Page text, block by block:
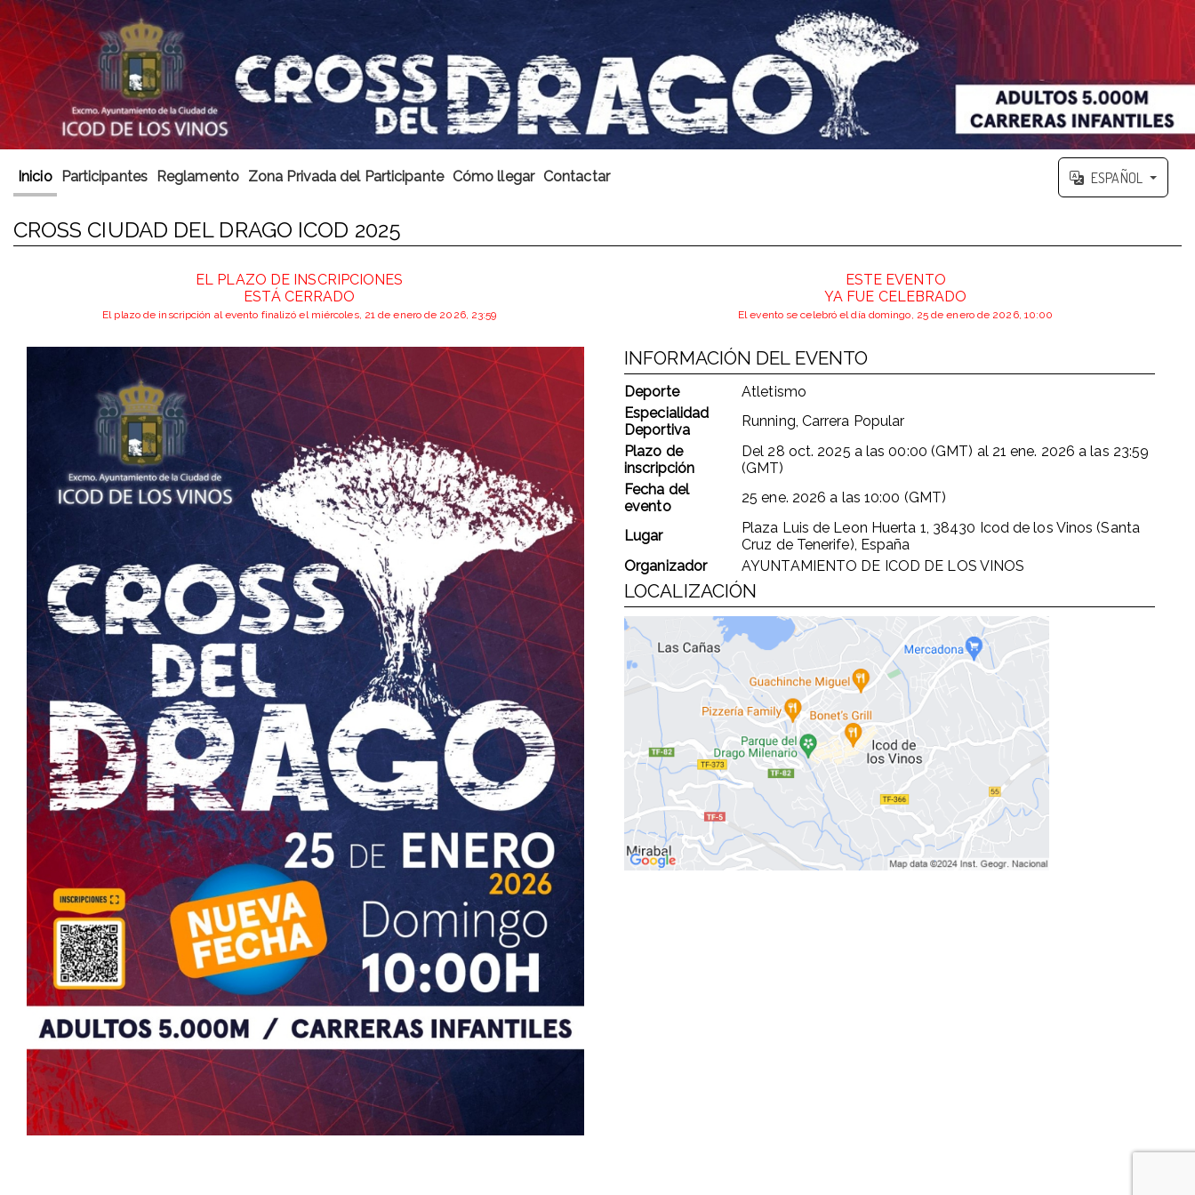
Inicio Participantes Reglamento Zona Privada del Participante Cómo llegar Contactar ESPAÑOL
CROSS CIUDAD DEL DRAGO ICOD 2025
EL PLAZO DE INSCRIPCIONES
ESTÁ CERRADO
El plazo de inscripción al evento finalizó el miércoles, 21 de enero de 2026, 23:59
ESTE EVENTO
YA FUE CELEBRADO
El evento se celebró el día domingo, 25 de enero de 2026, 10:00
INFORMACIÓN DEL EVENTO
Deporte
Atletismo
Especialidad
Deportiva
Running, Carrera Popular
Plazo de
inscripción
Del 28 oct. 2025 a las00:00 (GMT) al 21 ene. 2026 a las 23:59
(GMT)
Fecha del
evento
25 ene. 2026 a las 10:00 (GMT)
Lugar
Plaza Luis de Leon Huerta 1, 38430 Icod de los Vinos (Santa
Cruz de Tenerife), España
Organizador
AYUNTAMIENTO DE ICOD DE LOS VINOS
LOCALIZACIÓN